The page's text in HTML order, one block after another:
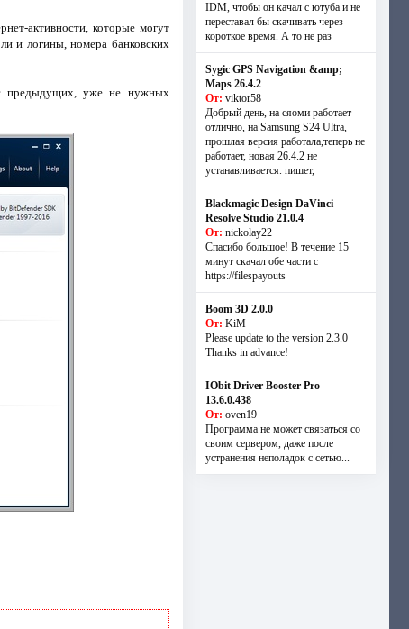
активности, которые могут
и логины, номера банковских
предыдущих, уже не нужных
IDM, чтобы он качал с ютуба и не
переставал бы скачивать через
короткое время. А то не раз
Sygic GPS Navigation &amp;
Maps 26.4.2
От: viktor58
Добрый день, на сяоми работает
отлично, на Samsung S24 Ultra,
прошлая версия работала,теперь не
работает, новая 26.4.2 не
устанавливается. пишет,
Blackmagic Design DaVinci
Resolve Studio 21.0.4
От: nickolay22
Спасибо большое! В течение 15
минут скачал обе части с
https://filespayouts
Boom 3D 2.0.0
От: KiM
Please update to the version 2.3.0
Thanks in advance!
IObit Driver Booster Pro
13.6.0.438
От: oven19
Программа не может связаться со
своим сервером, даже после
устранения неполадок с сетью...